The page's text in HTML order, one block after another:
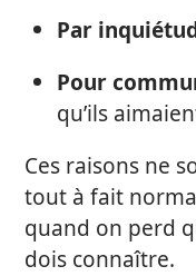
Par
Pour
qu’ils
Ces raisons ne
tout à fait
quand on perd
dois connaître.